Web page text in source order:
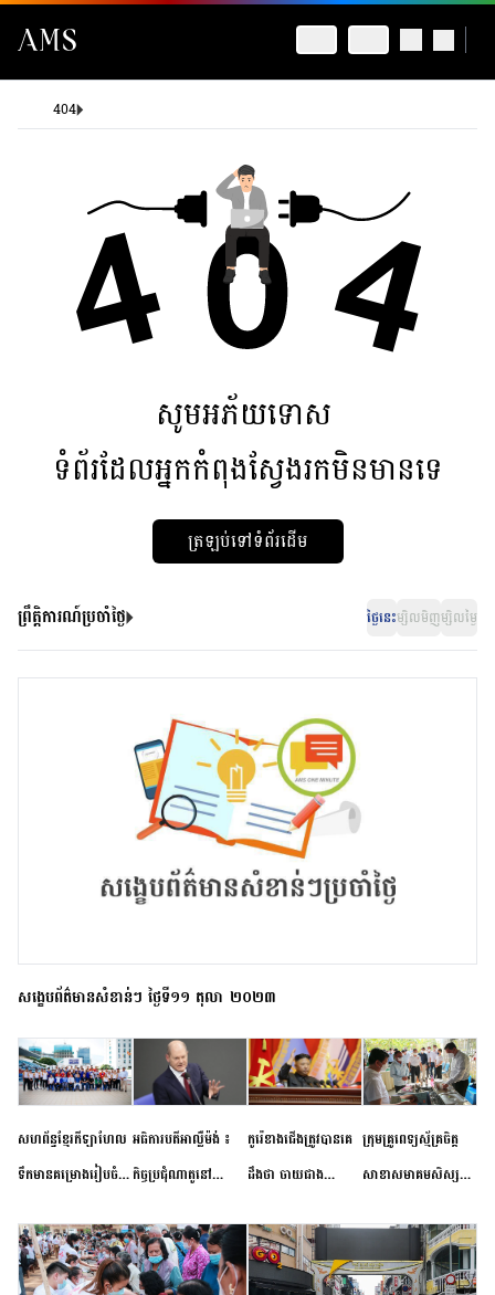
404
សូមអភ័យទោស
ទំព័រដែលអ្នកកំពុងស្វែងរកមិនមានទេ
ត្រឡប់ទៅទំព័រដើម
ព្រឹត្តិការណ៍ប្រចាំថ្ងៃ ថ្ងៃនេះម្សិលមិញម្សិលម្ងៃ
សង្ខេបព័ត៌មានសំខាន់ៗ ថ្ងៃទី១១ តុលា ២០២៣
សហព័ន្ធខ្មែរកីឡាហែល
ទឹកមានគម្រោងរៀបចំ
កម្រិតបឋម ដល់ឧត្តម
សិក្សានាពេលខាងមុខ
អធិការបតីអាល្លឺម៉ង់ ៖
កិច្ចប្រជុំណាតូនៅ
ខាងមុខនឹងបញ្ជូនសញ្ញា
នៃភាពស្អិតរមួត និង
កូរ៉េខាងជើងត្រូវបានគេ
ដឹងថា ចាយជាង
អភិវឌ្ឍន៍នុយក្លេអ៊ែរ
ក្រុមគ្រូពេទ្យស្ម័គ្រចិត្ត
សាខាសមាគមសិស្ស
ខេត្តកំពង់ចាម ចុះពិនិត្យ
ពិគ្រោះជំងឺទូទៅ និងផ្តល់